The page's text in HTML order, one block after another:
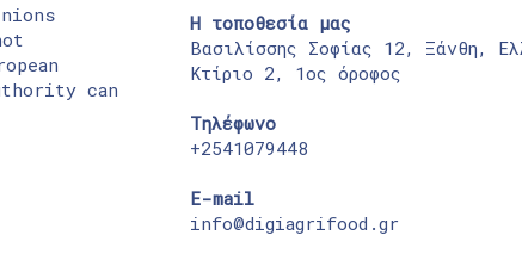
can
Η τοποθεσία μας
Βασιλίσσης Σοφίας 12, Ξάνθη,
Κτίριο 2, 1ος όροφος
Τηλέφωνο
+2541079448
E-mail
info@digiagrifood.gr